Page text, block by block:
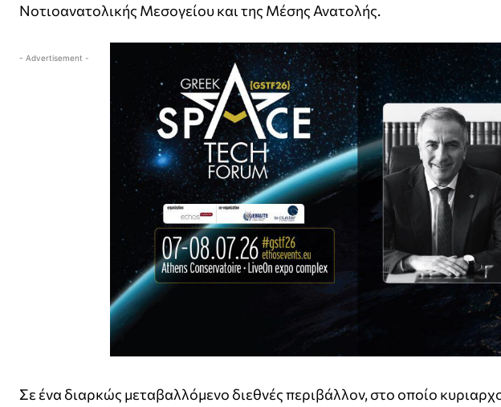
Νοτιοανατολικής Μεσογείου και της Μέσης Ανατολής.
- Advertisement -
Σε ένα διαρκώς μεταβαλλόμενο διεθνές περιβάλλον, στο οποίο